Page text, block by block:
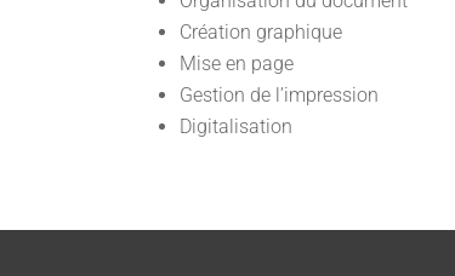
Création graphique
Mise en page
Gestion de l’impression
Digitalisation